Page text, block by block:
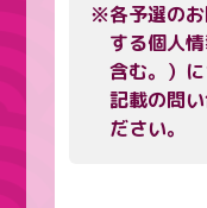
※各予選のお
する個人
含む。）
記載の問
ださい。